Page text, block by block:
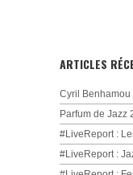
ARTICLES
Cyril Benhamou
Parfum de
#LiveReport :
#LiveReport :